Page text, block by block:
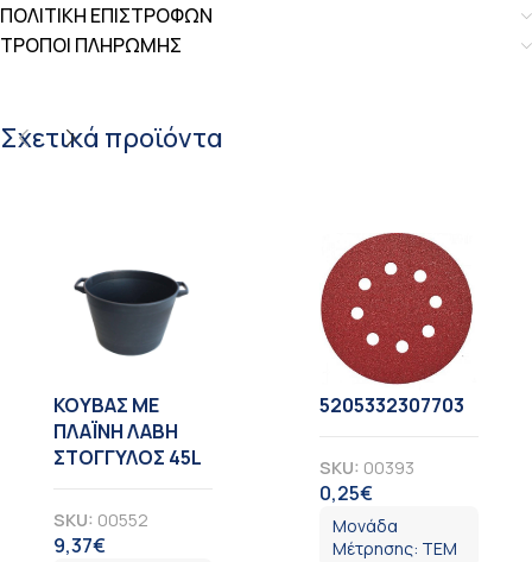
ΠΟΛΙΤΙΚΗ ΕΠΙΣΤΡΟΦΩΝ
ΤΡΟΠΟΙ ΠΛΗΡΩΜΗΣ
Σχετικά προϊόντα
KOYBAΣ ΜΕ
ΠΛΑΪΝΗ ΛΑΒΗ
ΣΤΟΓΓΥΛΟΣ 45L
SKU: 00552
9,37€
5205332307703
SKU: 00393
0,25€
Μονάδα
Μέτρησης: ΤΕΜ